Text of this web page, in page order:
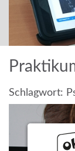
Schlagwort: